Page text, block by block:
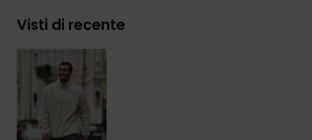
Visti di recente